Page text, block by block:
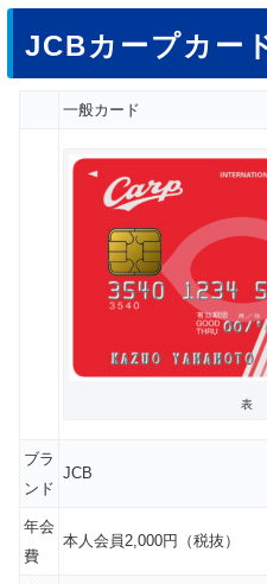
JCBカープカー
一般カード
表
ブラ
ンド
JCB
年会
費
本人会員2,000円（税抜）